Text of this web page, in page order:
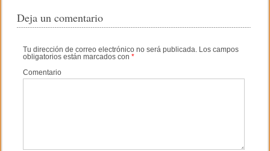
Deja un comentario
Tu dirección de correo electrónico no será publicada. Los campos
obligatorios están marcados con*
Comentario